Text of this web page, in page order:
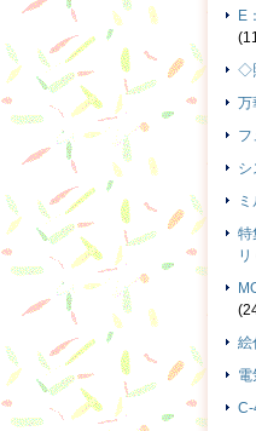
E
◇
万
フ
シ
特
リ
絵
電
C-